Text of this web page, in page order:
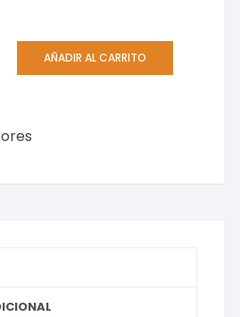
AÑADIR AL CARRITO